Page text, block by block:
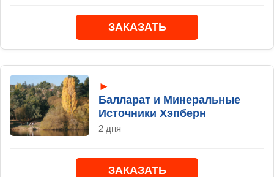
ЗАКАЗАТЬ
►
Балларат и Минеральные
Источники Хэпберн
2 дня
ЗАКАЗАТЬ